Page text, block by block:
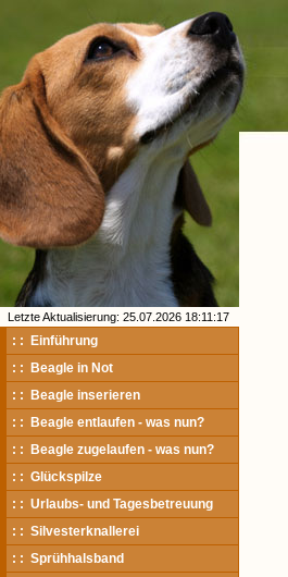
Letzte Aktualisierung: 25.07.2026 18:11:17
: : Einführung
: : Beagle in Not
: : Beagle inserieren
: : Beagle entlaufen - was nun?
: : Beagle zugelaufen - was nun?
: : Glückspilze
: : Urlaubs- und Tagesbetreuung
: : Silvesterknallerei
: : Sprühhalsband